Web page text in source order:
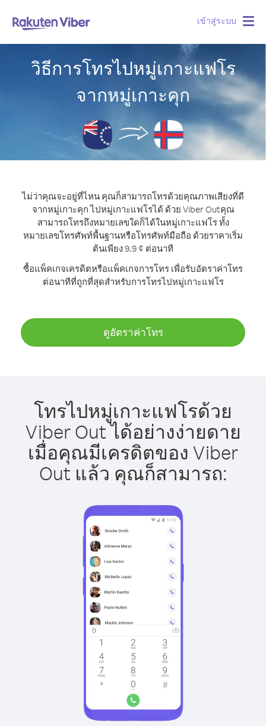
เข้าสู่ระบบ
วิธีการโทรไปหมู่เกาะแฟโร
จากหมู่เกาะคุก
ไม่ว่าคุณจะอยู่ที่ไหน คุณก็สามารถโทรด้วยคุณภาพเสียงที่ดี
จากหมู่เกาะคุก ไปหมู่เกาะแฟโรได้ ด้วย Viber Outคุณ
สามารถโทรถึงหมายเลขใดก็ได้ในหมู่เกาะแฟโร ทั้ง
หมายเลขโทรศัพท์พื้นฐานหรือโทรศัพท์มือถือ ด้วยราคาเริ่ม
ต้นเพียง 9.9 ¢ ต่อนาที
ซื้อแพ็คเกจเครดิตหรือแพ็คเกจการโทร เพื่อรับอัตราค่าโทร
ต่อนาทีที่ถูกที่สุดสำหรับการโทรไปหมู่เกาะแฟโร
ดูอัตราค่าโทร
โทรไปหมู่เกาะแฟโรด้วย
Viber Out ได้อย่างง่ายดาย
เมื่อคุณมีเครดิตของ Viber
Out แล้ว คุณก็สามารถ: